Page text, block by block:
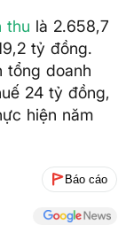
thu là 2.658,7
tỷ đồng.
tổng doanh
24 tỷ đồng,
hiện năm
Báo cáo